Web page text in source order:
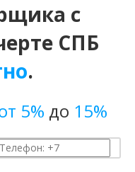
с
СПБ
.
5% до 15%